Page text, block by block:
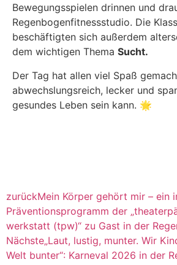
Bewegungsspielen drinnen und
Regenbogenfitnessstudio. Die
beschäftigten sich außerdem
dem wichtigen Thema Sucht.
Der Tag hat allen viel Spaß
abwechslungsreich, lecker und
gesundes Leben sein kann. 🌟
zurückMein Körper gehört mir – ein
Präventionsprogramm der
werkstatt (tpw)“ zu Gast in der
Nächste„Laut, lustig, munter. Wir
Welt bunter“: Karneval 2026 in der